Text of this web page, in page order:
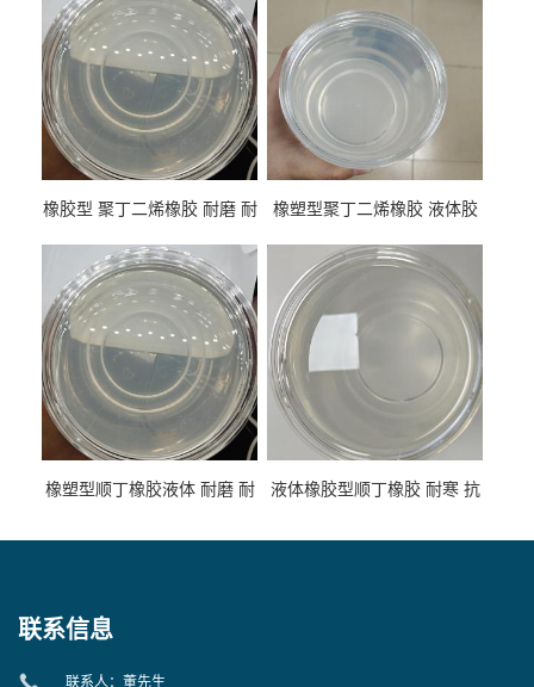
橡胶型 聚丁二烯橡胶 耐磨 耐
性
橡塑型聚丁二烯橡胶 液体胶
专用
橡塑型顺丁橡胶液体 耐磨 耐
液体橡胶型顺丁橡胶 耐寒 抗
联系信息
联系人：董先生